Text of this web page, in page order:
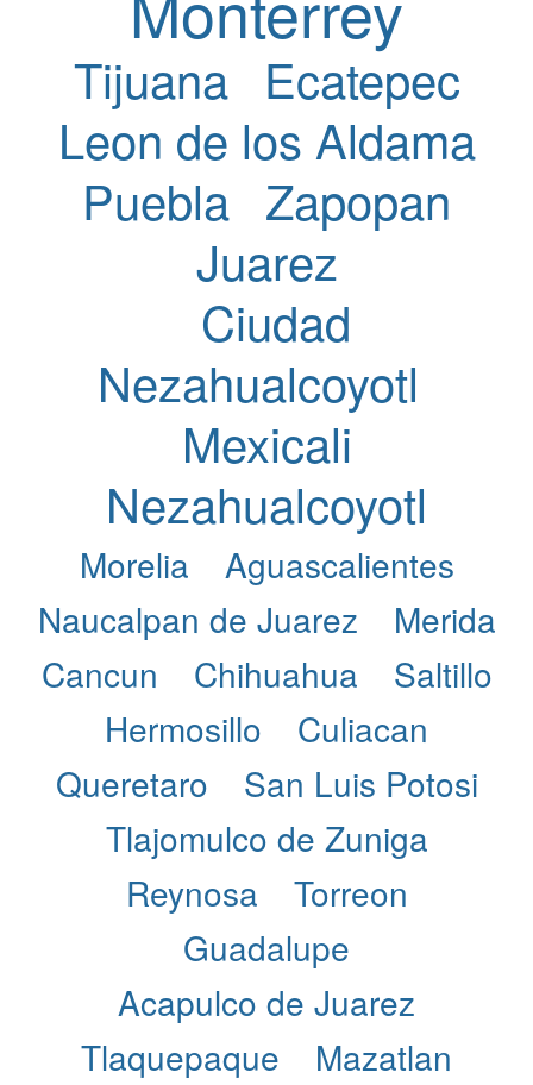
Tijuana Ecatepec
Leon de los Aldama
Puebla Zapopan
Juarez
Ciudad
Nezahualcoyotl
Mexicali
Nezahualcoyotl
Morelia
Aguascalientes
Naucalpan de Juarez
Merida
Cancun
Chihuahua
Saltillo
Hermosillo
Culiacan
Queretaro
San Luis Potosi
Tlajomulco de Zuniga
Reynosa
Torreon
Guadalupe
Acapulco de Juarez
Tlaquepaque
Mazatlan